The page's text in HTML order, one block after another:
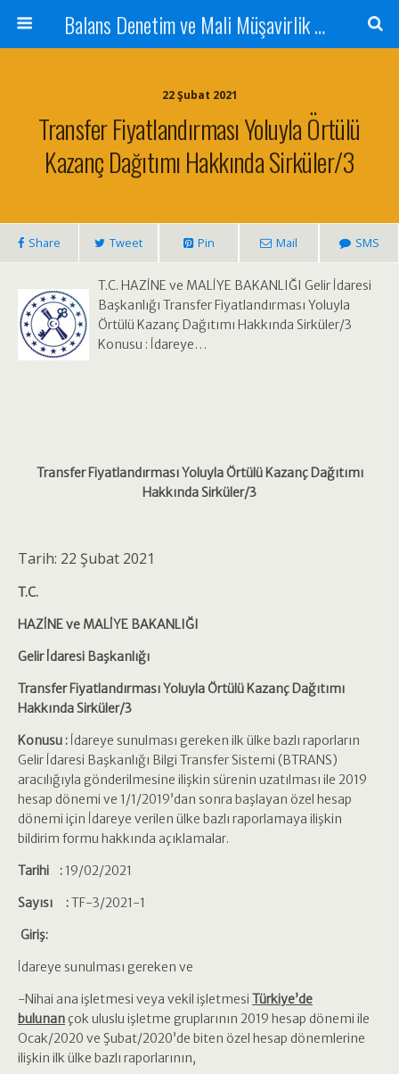
Balans Denetim ve Mali Müşavirlik Hizmetleri
22 Şubat 2021
Transfer Fiyatlandırması Yoluyla Örtülü
Kazanç Dağıtımı Hakkında Sirküler/3
Share Tweet Pin Mail SMS
T.C. HAZİNE ve MALİYE BAKANLIĞI Gelir İdaresi
Başkanlığı Transfer Fiyatlandırması Yoluyla
Örtülü Kazanç Dağıtımı Hakkında Sirküler/3
Konusu : İdareye…
Transfer Fiyatlandırması Yoluyla Örtülü Kazanç Dağıtımı
Hakkında Sirküler/3
Tarih: 22 Şubat 2021
T.C.
HAZİNE ve MALİYE BAKANLIĞI
Gelir İdaresi Başkanlığı
Transfer Fiyatlandırması Yoluyla Örtülü Kazanç Dağıtımı
Hakkında Sirküler/3
Konusu : İdareye sunulması gereken ilk ülke bazlı raporların
Gelir İdaresi Başkanlığı Bilgi Transfer Sistemi (BTRANS)
aracılığıyla gönderilmesine ilişkin sürenin uzatılması ile 2019
hesap dönemi ve 1/1/2019’dan sonra başlayan özel hesap
dönemi için İdareye verilen ülke bazlı raporlamaya ilişkin
bildirim formu hakkında açıklamalar.
Tarihi : 19/02/2021
Sayısı :TF-3/2021-1
Giriş:
İdareye sunulması gereken ve
-Nihai ana işletmesi veya vekil işletmesi Türkiye’de
bulunan çok uluslu işletme gruplarının 2019 hesap dönemi ile
Ocak/2020 ve Şubat/2020’de biten özel hesap dönemlerine
ilişkin ilk ülke bazlı raporlarının,